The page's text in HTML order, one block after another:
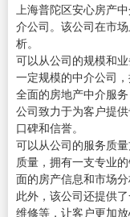
上海普陀区安心房产
介公司。该公司在市
析。
可以从公司的规模和
一定规模的中介公司
全面的房地产中介服
公司致力于为客户提
口碑和信誉。
可以从公司的服务质
质量，拥有一支专业
面的房产信息和市场
此外，该公司还提供
维修等，让客户更加